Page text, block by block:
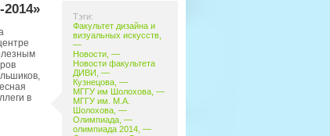
Тэги:
Факультет дизайна и
визуальных искусств,
—
Новости, —
Новости факультета
ДИВИ , —
Кузнецова, —
МГГУ им Шолохова, —
МГГУ им. М.А.
Шолохова, —
Олимпиада, —
олимпиада 2014, —
в